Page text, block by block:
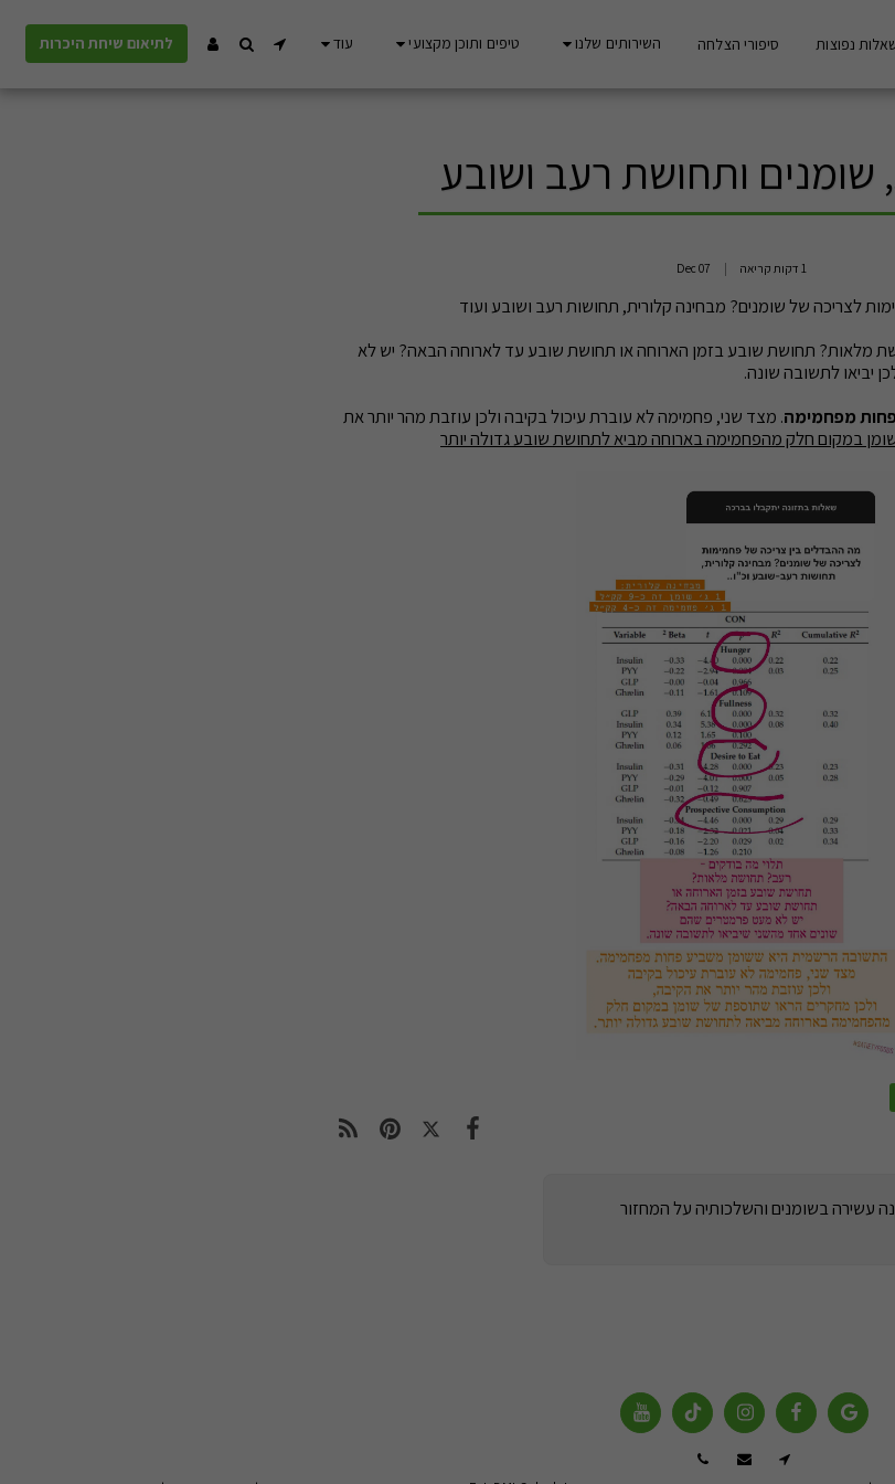
נפוצות סיפורי הצלחה השירותים שלנו טיפים ותוכן מקצועי עוד לתיאום שיחת היכרות
שומנים ותחושת רעב ושובע
1 דקות קריאה 07
Dec
לצריכה של שומנים? מבחינה קלורית, תחושות רעב ושובע ועוד
מלאות? תחושת שובע בזמן הארוחה או תחושת שובע עד לארוחה הבאה? יש לא
יביאו לתשובה שונה.
מפחמימה. מצד שני, פחמימה לא עוברת עיכול בקיבה ולכן עוזבת מהר יותר את
במקום חלק מהפחמימה בארוחה מביא לתחושת שובע גדולה יותר
עשירה בשומנים והשלכותיה על המחזור